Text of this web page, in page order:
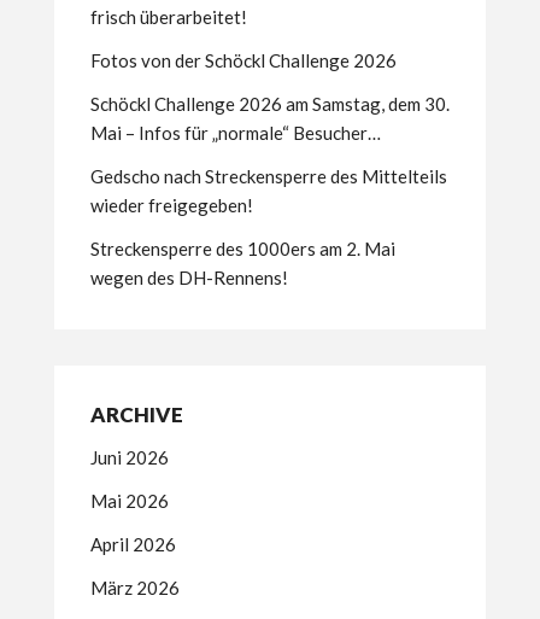
frisch überarbeitet!
Fotos von der Schöckl Challenge 2026
Schöckl Challenge 2026 am Samstag, dem 30.
Mai – Infos für „normale“ Besucher…
Gedscho nach Streckensperre des Mittelteils
wieder freigegeben!
Streckensperre des 1000ers am 2. Mai
wegen des DH-Rennens!
ARCHIVE
Juni 2026
Mai 2026
April 2026
März 2026